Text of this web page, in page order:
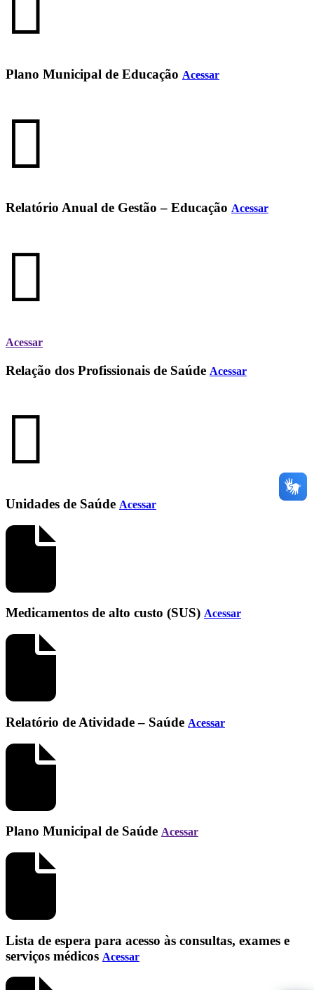
Plano Municipal de Educação Acessar
Relatório Anual de Gestão – Educação Acessar
Acessar
Relação dos Profissionais de Saúde Acessar
Unidades de Saúde Acessar
Medicamentos de alto custo (SUS) Acessar
Relatório de Atividade – Saúde Acessar
Plano Municipal de Saúde Acessar
Lista de espera para acesso às consultas, exames e
serviços médicos Acessar